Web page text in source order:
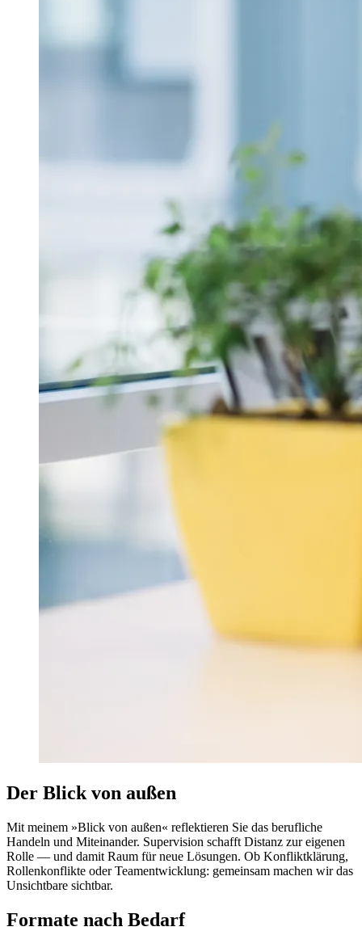
Der Blick von außen
Mit meinem »Blick von außen« reflektieren Sie das berufliche
Handeln und Miteinander. Supervision schafft Distanz zur eigenen
Rolle — und damit Raum für neue Lösungen. Ob Konfliktklärung,
Rollenkonflikte oder Teamentwicklung: gemeinsam machen wir das
Unsichtbare sichtbar.
Formate nach Bedarf